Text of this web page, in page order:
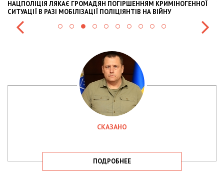
НАЦПОЛІЦІЯ ЛЯКАЄ ГРОМАДЯН ПОГІРШЕННЯМ КРИМІНОГЕННОЇ
СИТУАЦІЇ В РАЗІ МОБІЛІЗАЦІЇ ПОЛІЦІЯНТІВ НА ВІЙНУ
СКАЗАНО
ПОДРОБНЕЕ